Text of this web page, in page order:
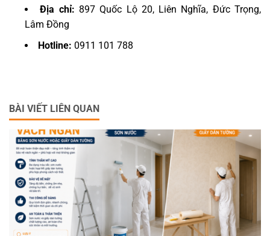
Địa chỉ: 897 Quốc Lộ 20, Liên Nghĩa, Đức Trọng,
Lâm Đồng
Hotline: 0911 101 788
BÀI VIẾT LIÊN QUAN